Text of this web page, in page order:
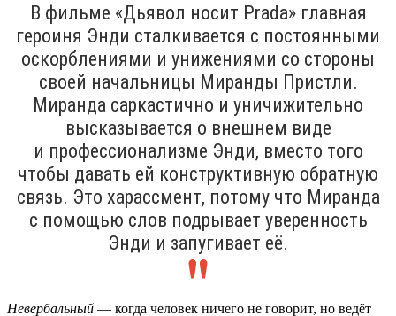
В фильме «Дьявол носит Prada» главная
героиня Энди сталкивается с постоянными
оскорблениями и унижениями со стороны
своей начальницы Миранды Пристли.
Миранда саркастично и уничижительно
высказывается о внешнем виде
и профессионализме Энди, вместо того
чтобы давать ей конструктивную обратную
связь. Это харассмент, потому что Миранда
с помощью слов подрывает уверенность
Энди и запугивает её.
Невербальный — когда человек ничего не говорит, но ведёт